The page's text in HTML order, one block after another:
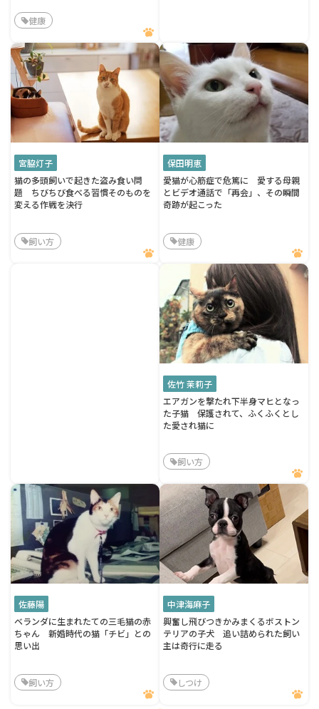
健康
宮脇灯子
猫の多頭飼いで起きた盗み食い問
題 ちびちび食べる習慣そのものを
変える作戦を決行
飼い方
保田明恵
愛猫が心筋症で危篤に 愛する母親
とビデオ通話で「再会」、その瞬間
奇跡が起こった
健康
佐竹 茉莉子
エアガンを撃たれ下半身マヒとなっ
た子猫 保護されて、ふくふくとし
た愛され猫に
飼い方
佐藤陽
ベランダに生まれたての三毛猫の赤
ちゃん 新婚時代の猫「チビ」との
思い出
飼い方
中津海麻子
興奮し飛びつきかみまくるボストン
テリアの子犬 追い詰められた飼い
主は奇行に走る
しつけ